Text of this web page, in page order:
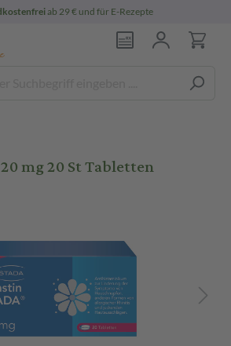
ab 29 € und für E-Rezepte
mg 20 St Tabletten